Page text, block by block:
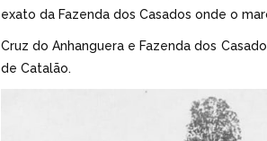
exato da Fazenda dos Casados onde o
Cruz do Anhanguera e Fazenda dos
de Catalão.